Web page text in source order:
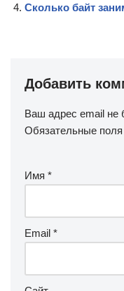
Сколько байт
Добавить
Ваш адрес email не
Обязательные
Имя *
Email *